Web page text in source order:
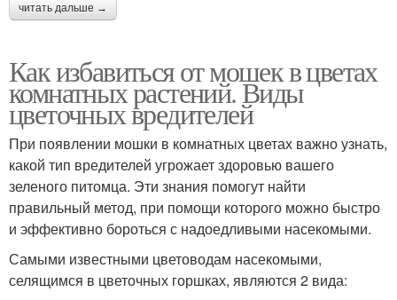
читать дальше →
Как избавиться от мошек в цветах
комнатных растений. Виды
цветочных вредителей
При появлении мошки в комнатных цветах важно узнать,
какой тип вредителей угрожает здоровью вашего
зеленого питомца. Эти знания помогут найти
правильный метод, при помощи которого можно быстро
и эффективно бороться с надоедливыми насекомыми.
Самыми известными цветоводам насекомыми,
селящимся в цветочных горшках, являются 2 вида: